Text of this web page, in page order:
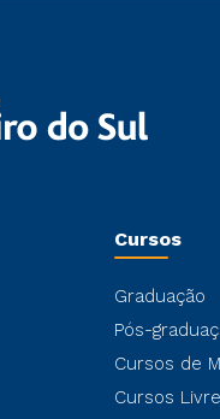
Cursos
Graduação
Pós-
Cursos de
Cursos